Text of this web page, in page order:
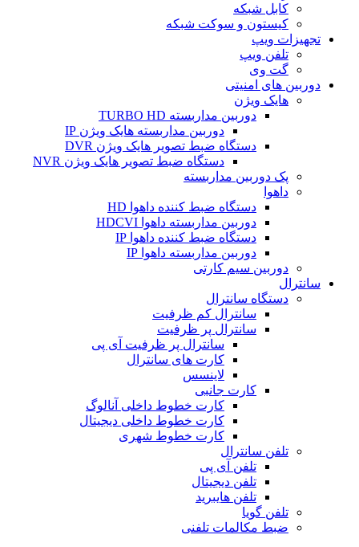
کابل شبکه
کیستون و سوکت شبکه
تجهیزات ویپ
تلفن ویپ
گت وی
دوربین های امنیتی
هایک ویژن
دوربین مداربسته TURBO HD
دوربین مداربسته هایک ویژن IP
دستگاه ضبط تصویر هایک ویژن DVR
دستگاه ضبط تصویر هایک ویژن NVR
پک دوربین مداربسته
داهوا
دستگاه ضبط کننده داهوا HD
دوربین مداربسته داهوا HDCVI
دستگاه ضبط کننده داهوا IP
دوربین مداربسته داهوا IP
دوربین سیم کارتی
سانترال
دستگاه سانترال
سانترال کم ظرفیت
سانترال پر ظرفیت
سانترال پر ظرفیت آی پی
کارت های سانترال
لاینسس
کارت جانبی
کارت خطوط داخلی آنالوگ
کارت خطوط داخلی دیجیتال
کارت خطوط شهری
تلفن سانترال
تلفن آی پی
تلفن دیجیتال
تلفن هایبرید
تلفن گویا
ضبط مکالمات تلفنی